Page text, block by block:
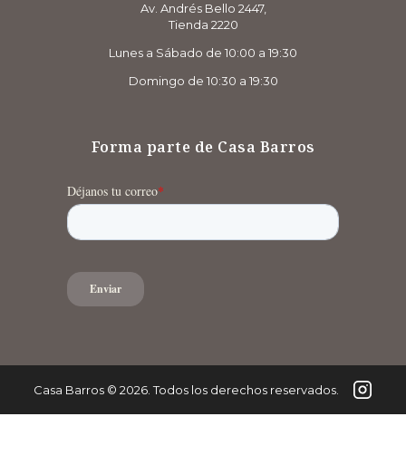
Av. Andrés Bello 2447,
Tienda 2220
Lunes a Sábado de 10:00 a 19:30
Domingo de 10:30 a 19:30
Forma parte de Casa Barros
Casa Barros© 2026. Todos los derechos reservados.